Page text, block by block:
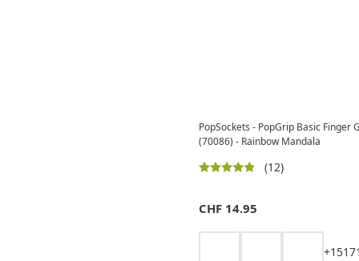
PopSockets - PopGrip Basic
(70086) - Rainbow Mandala
(12)
CHF 14.95
+1517